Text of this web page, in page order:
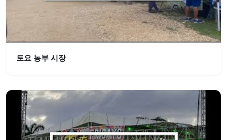
토요 농부 시장